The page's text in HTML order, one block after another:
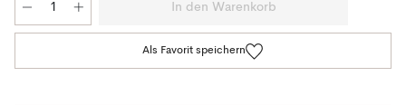
In den Warenkorb
Als Favorit speichern